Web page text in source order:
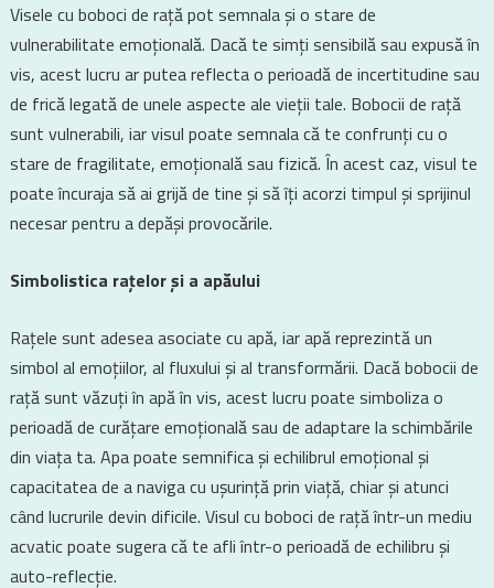
Visele cu boboci de rață pot semnala și o stare de
vulnerabilitate emoțională. Dacă te simți sensibilă sau expusă în
vis, acest lucru ar putea reflecta o perioadă de incertitudine sau
de frică legată de unele aspecte ale vieții tale. Bobocii de rață
sunt vulnerabili, iar visul poate semnala că te confrunți cu o
stare de fragilitate, emoțională sau fizică. În acest caz, visul te
poate încuraja să ai grijă de tine și să îți acorzi timpul și sprijinul
necesar pentru a depăși provocările.
Simbolistica rațelor și a apăului
Rațele sunt adesea asociate cu apă, iar apă reprezintă un
simbol al emoțiilor, al fluxului și al transformării. Dacă bobocii de
rață sunt văzuți în apă în vis, acest lucru poate simboliza o
perioadă de curățare emoțională sau de adaptare la schimbările
din viața ta. Apa poate semnifica și echilibrul emoțional și
capacitatea de a naviga cu ușurință prin viață, chiar și atunci
când lucrurile devin dificile. Visul cu boboci de rață într-un mediu
acvatic poate sugera că te afli într-o perioadă de echilibru și
auto-reflecție.